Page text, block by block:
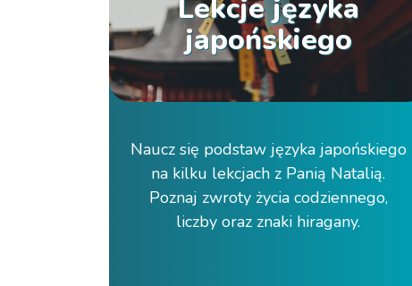
Lekcje języka
japońskiego
Naucz się podstaw języka japońskiego
na kilku lekcjach z Panią Natalią.
Poznaj zwroty życia codziennego,
liczby oraz znaki hiragany.